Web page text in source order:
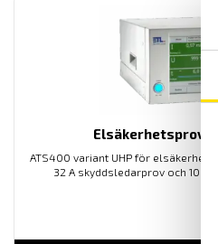
ATS400 variant UHP för
32 A skyddsledarprov och